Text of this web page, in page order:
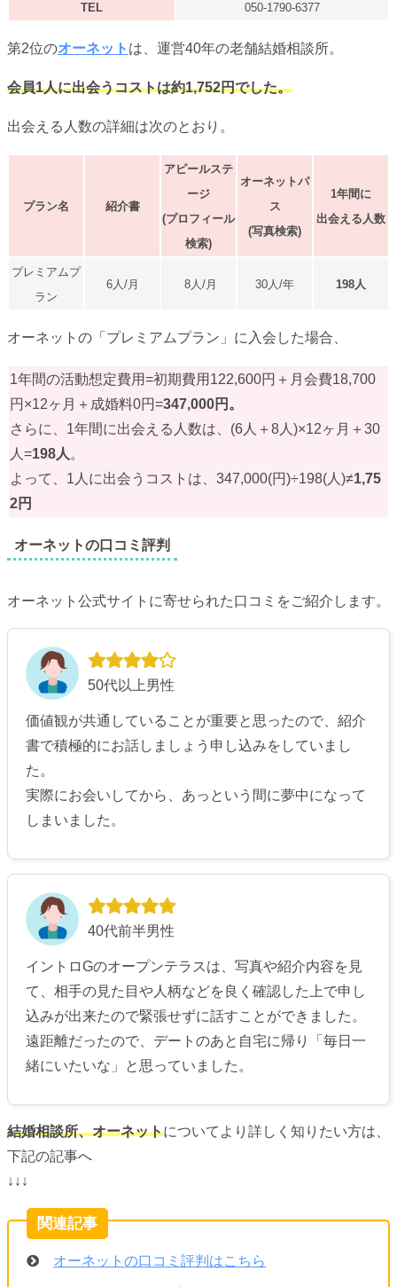
TEL 050-1790-6377
第2位のオーネット は、運営40年の老舗結婚相談所。
会員1人に出会うコストは約1,752円でした。
出会える人数の詳細は次のとおり。
プラン名 紹介書
アピールステ
ージ
(プロフィール
検索)
オーネットパ
ス
(写真検索)
1年間に
出会える人数
プレミアムプ
ラン
6人/月 8人/月 30人/年 198人
オーネットの「プレミアムプラン」に入会した場合、
1年間の活動想定費用=初期費用122,600円＋月会費18,700
円×12ヶ月＋成婚料0円=347,000円。
さらに、1年間に出会える人数は、(6人＋8人)×12ヶ月＋30
人=198人 。
よって、1人に出会うコストは、347,000(円)÷198(人)≠1,75
2円
オーネットの口コミ評判
オーネット公式サイトに寄せられた口コミをご紹介します。
50代以上男性
価値観が共通していることが重要と思ったので、紹介
書で積極的にお話しましょう申し込みをしていまし
た。
実際にお会いしてから、あっという間に夢中になって
しまいました。
40代前半男性
イントロGのオープンテラスは、写真や紹介内容を見
て、相手の見た目や人柄などを良く確認した上で申し
込みが出来たので緊張せずに話すことができました。
遠距離だったので、デートのあと自宅に帰り「毎日一
緒にいたいな」と思っていました。
結婚相談所、オーネットについてより詳しく知りたい方は、
下記の記事へ
↓↓↓
オーネットの口コミ評判はこちら